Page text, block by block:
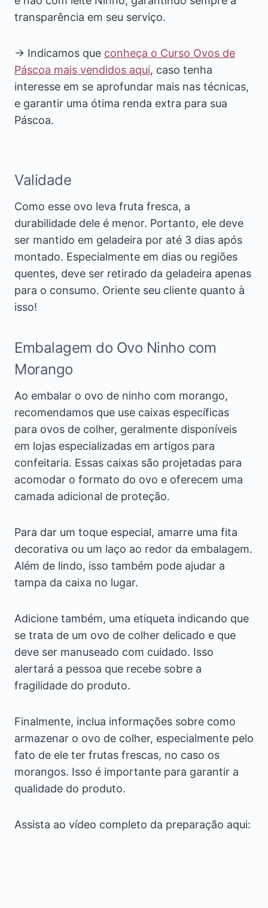
transparência em seu serviço.
→ Indicamos que conheça o Curso Ovos de
Páscoa mais vendidos aqui, caso tenha
interesse em se aprofundar mais nas técnicas,
e garantir uma ótima renda extra para sua
Páscoa.
Validade
Como esse ovo leva fruta fresca, a
durabilidade dele é menor. Portanto, ele deve
ser mantido em geladeira por até 3 dias após
montado. Especialmente em dias ou regiões
quentes, deve ser retirado da geladeira apenas
para o consumo. Oriente seu cliente quanto à
isso!
Embalagem do Ovo Ninho com
Morango
Ao embalar o ovo de ninho com morango,
recomendamos que use caixas específicas
para ovos de colher, geralmente disponíveis
em lojas especializadas em artigos para
confeitaria. Essas caixas são projetadas para
acomodar o formato do ovo e oferecem uma
camada adicional de proteção.
Para dar um toque especial, amarre uma fita
decorativa ou um laço ao redor da embalagem.
Além de lindo, isso também pode ajudar a
tampa da caixa no lugar.
Adicione também, uma etiqueta indicando que
se trata de um ovo de colher delicado e que
deve ser manuseado com cuidado. Isso
alertará a pessoa que recebe sobre a
fragilidade do produto.
Finalmente, inclua informações sobre como
armazenar o ovo de colher, especialmente pelo
fato de ele ter frutas frescas, no caso os
morangos. Isso é importante para garantir a
qualidade do produto.
Assista ao vídeo completo da preparação aqui: